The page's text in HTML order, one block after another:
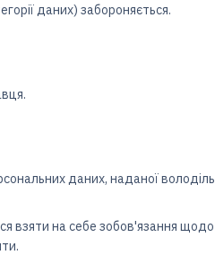
даних) забороняється.
даних, наданої
взяти на себе зобов'язання